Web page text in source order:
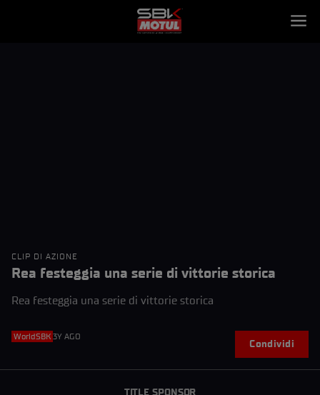
CLIP DI AZIONE
Rea festeggia una serie di vittorie storica
Rea festeggia una serie di vittorie storica
WorldSBK 3Y AGO
Condividi
TITLE SPONSOR